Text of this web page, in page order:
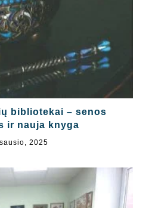
bibliotekai – senos
ir nauja knyga
2025